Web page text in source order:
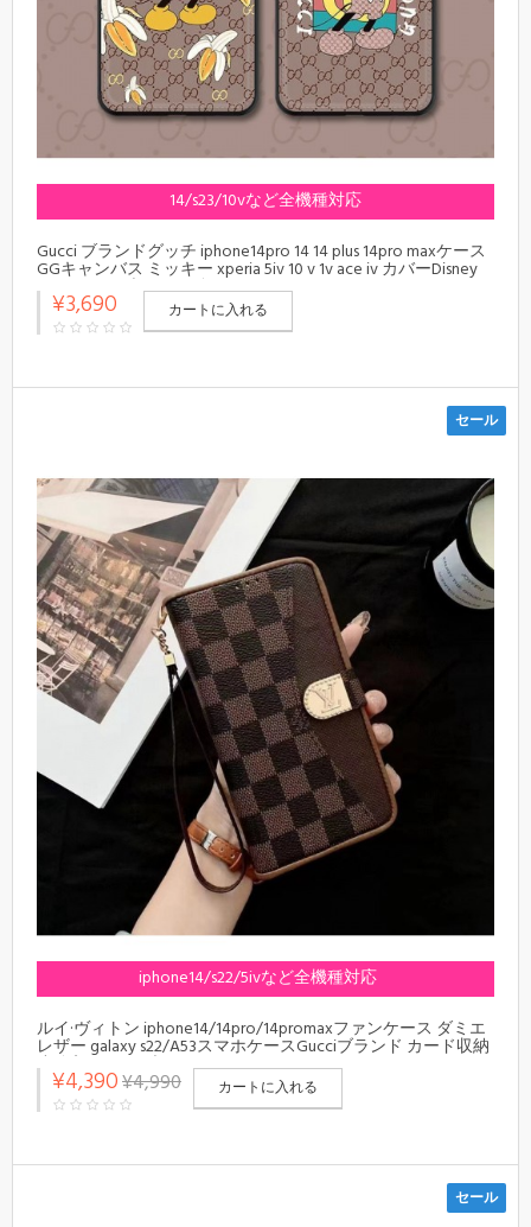
14/s23/10vなど全機種対応
Gucci ブランドグッチ iphone14pro 14 14 plus 14pro maxケース
GGキャンバス ミッキー xperia 5iv 10 v 1v ace iv カバーDisney
cuir コラボ ブランド ギャラクシーs23/A54 5G(SC-53C)カバー
かわいい 値段 安い
¥3,690 カートに入れる
セール
iphone14/s22/5ivなど全機種対応
ルイ·ヴィトン iphone14/14pro/14promaxファンケース ダミエ
レザー galaxy s22/A53スマホケースGucciブランド カード収納
小銭入れ ハイブランドlvエクスペリア5 iv/1 iv/10 iv/aceiii 5Gカ
バー 男女兼用
¥4,390¥4,990 カートに入れる
セール